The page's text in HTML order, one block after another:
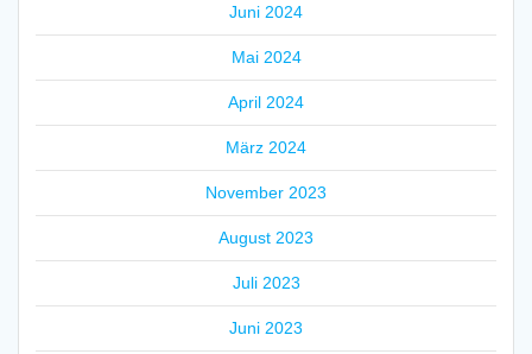
Juni 2024
Mai 2024
April 2024
März 2024
November 2023
August 2023
Juli 2023
Juni 2023